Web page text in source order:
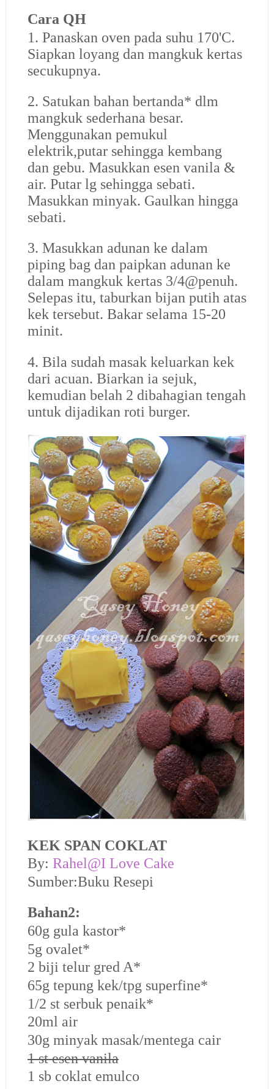
Cara QH
1. Panaskan oven pada suhu 170'C.
Siapkan loyang dan mangkuk kertas
secukupnya.
2. Satukan bahan bertanda* dlm
mangkuk sederhana besar.
Menggunakan pemukul
elektrik,putar sehingga kembang
dan gebu. Masukkan esen vanila &
air. Putar lg sehingga sebati.
Masukkan minyak. Gaulkan hingga
sebati.
3. Masukkan adunan ke dalam
piping bag dan paipkan adunan ke
dalam mangkuk kertas 3/4@penuh.
Selepas itu, taburkan bijan putih atas
kek tersebut. Bakar selama 15-20
minit.
4. Bila sudah masak keluarkan kek
dari acuan. Biarkan ia sejuk,
kemudian belah 2 dibahagian tengah
untuk dijadikan roti burger.
KEK SPAN COKLAT
By: Rahel@I Love Cake
Sumber:Buku Resepi
Bahan2:
60g gula kastor*
5g ovalet*
2 biji telur gred A*
65g tepung kek/tpg superfine*
1/2 st serbuk penaik*
20ml air
30g minyak masak/mentega cair
1 st esen vanila
1 sb coklat emulco